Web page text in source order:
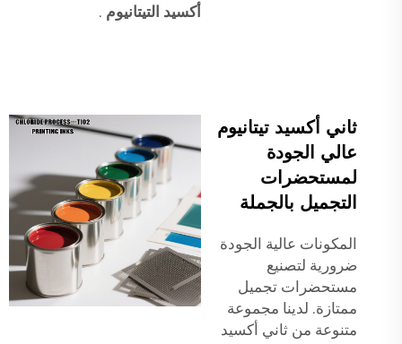
أكسيد التيتانيوم .
ثاني أكسيد تيتانيوم
عالي الجودة
لمستحضرات
التجميل بالجملة
المكونات عالية الجودة
ضرورية لتصنيع
مستحضرات تجميل
ممتازة. لدينا مجموعة
متنوعة من ثاني أكسيد